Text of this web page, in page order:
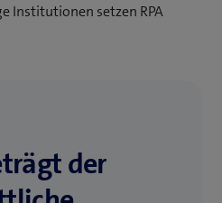
Institutionen setzen RPA
der